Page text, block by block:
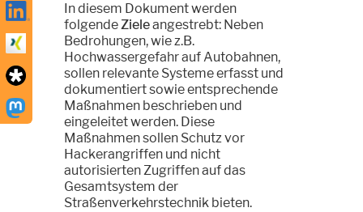
In diesem Dokument werden
folgendeZieleangestrebt: Neben
Bedrohungen, wie z.B.
Hochwassergefahr auf Autobahnen,
sollen relevante Systeme erfasst und
dokumentiert sowie entsprechende
Maßnahmen beschrieben und
eingeleitet werden. Diese
Maßnahmen sollen Schutz vor
Hackerangriffen und nicht
autorisierten Zugriffen auf das
Gesamtsystem der
Straßenverkehrstechnik bieten.